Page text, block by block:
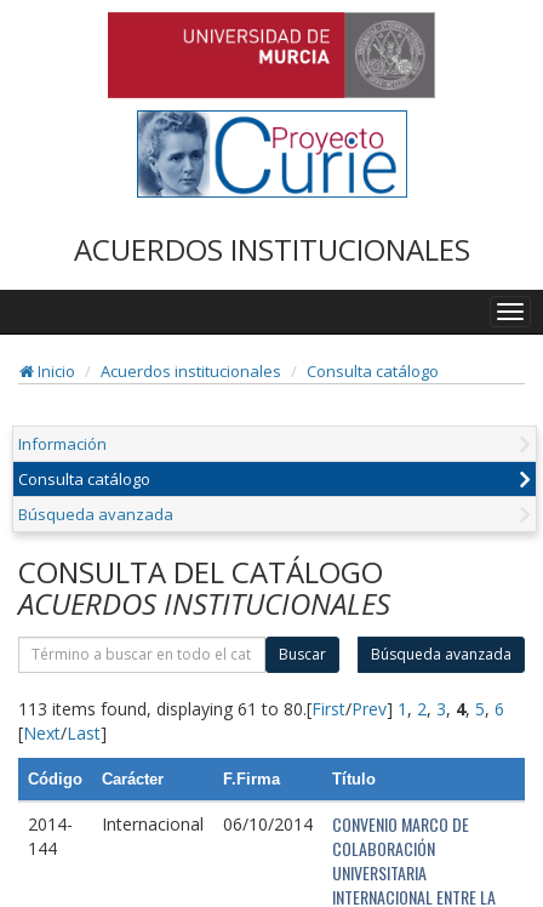
ACUERDOS INSTITUCIONALES
Inicio
Acuerdos institucionales Consulta catálogo
Información
Consulta catálogo
Búsqueda avanzada
CONSULTA DEL CATÁLOGO
ACUERDOS INSTITUCIONALES
Buscar Búsqueda avanzada
113 items found, displaying 61 to 80.[First/Prev] 1 , 2, 3, 4, 5, 6
[Next/Last]
Código Carácter F.Firma Título
2014-
144
Internacional 06/10/2014
CONVENIO MARCO DE
COLABORACIÓN
UNIVERSITARIA
INTERNACIONAL ENTRE LA